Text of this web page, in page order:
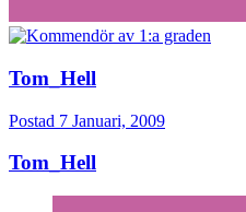
Tom_Hell
Postad 7 Januari, 2009
Tom_Hell